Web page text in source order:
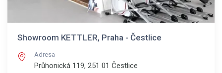
Showroom KETTLER, Praha - Čestlice
Adresa
Průhonická 119, 251 01 Čestlice